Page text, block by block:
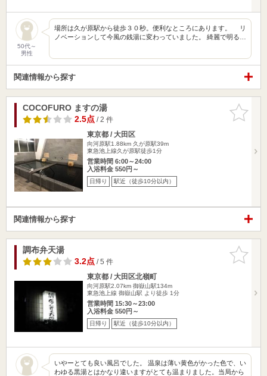
50代～
男性
場所は久が原駅から徒歩３０秒。便利なところにあります。 リ
ノベーションして今風の銭湯に変わっていました。 綺麗で明る…
関連情報から探す
お気に入
りに追加
COCOFURO ますの湯
2.5点/ 2 件
東京都 / 大田区
向河原駅1.88km 久が原駅39m
東急池上線久が原駅徒歩1分
営業時間 6:00～24:00
入浴料金 550円～
日帰り 駅近（徒歩10分以内）
関連情報から探す
お気に入
りに追加
調布弁天湯
3.2点/ 5 件
東京都 / 大田区北嶺町
向河原駅2.07km 御嶽山駅134m
東急池上線 御嶽山駅 より徒歩 1分
営業時間 15:30～23:00
入浴料金 550円～
日帰り 駅近（徒歩10分以内）
いやーとても良い風呂でした。 温泉は薄い黄色がかった色で、い
わゆる黒湯とはかなり違いますがとても温まりました。当局から